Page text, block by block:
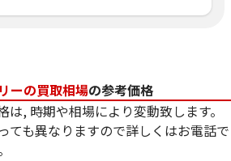
ーの買取相場の参考価格
は, 時期や相場により変動致します。
ても異なりますので詳しくはお電話で